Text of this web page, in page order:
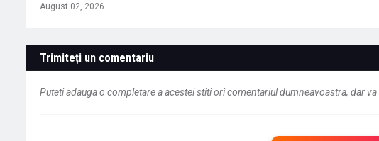
August 02, 2026
Trimiteți un comentariu
Puteti adauga o completare a acestei stiti ori comentariul dumneavoastra, dar